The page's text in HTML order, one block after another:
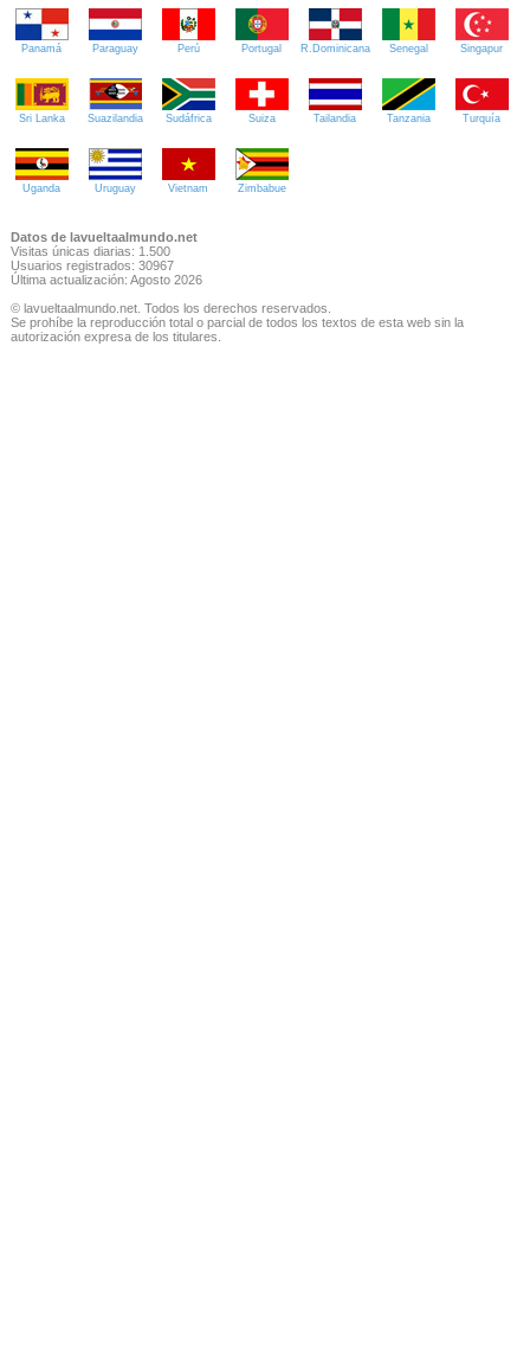
Panamá Paraguay Perú Portugal R.Dominicana Senegal Singapur
Sri Lanka Suazilandia Sudáfrica Suiza Tailandia Tanzania Turquía
Uganda Uruguay Vietnam Zimbabue
Datos de lavueltaalmundo.net
Visitas únicas diarias: 1.500
Usuarios registrados: 30967
Última actualización: Agosto 2026
© lavueltaalmundo.net. Todos los derechos reservados.
Se prohíbe la reproducción total o parcial de todos los textos de esta web sin la
autorización expresa de los titulares.